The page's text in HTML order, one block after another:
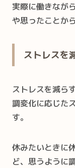
実際に働きなが
や思ったことか
ストレスを
ストレスを減ら
調変化に応じた
す。
休みたいときに
ど、思うように